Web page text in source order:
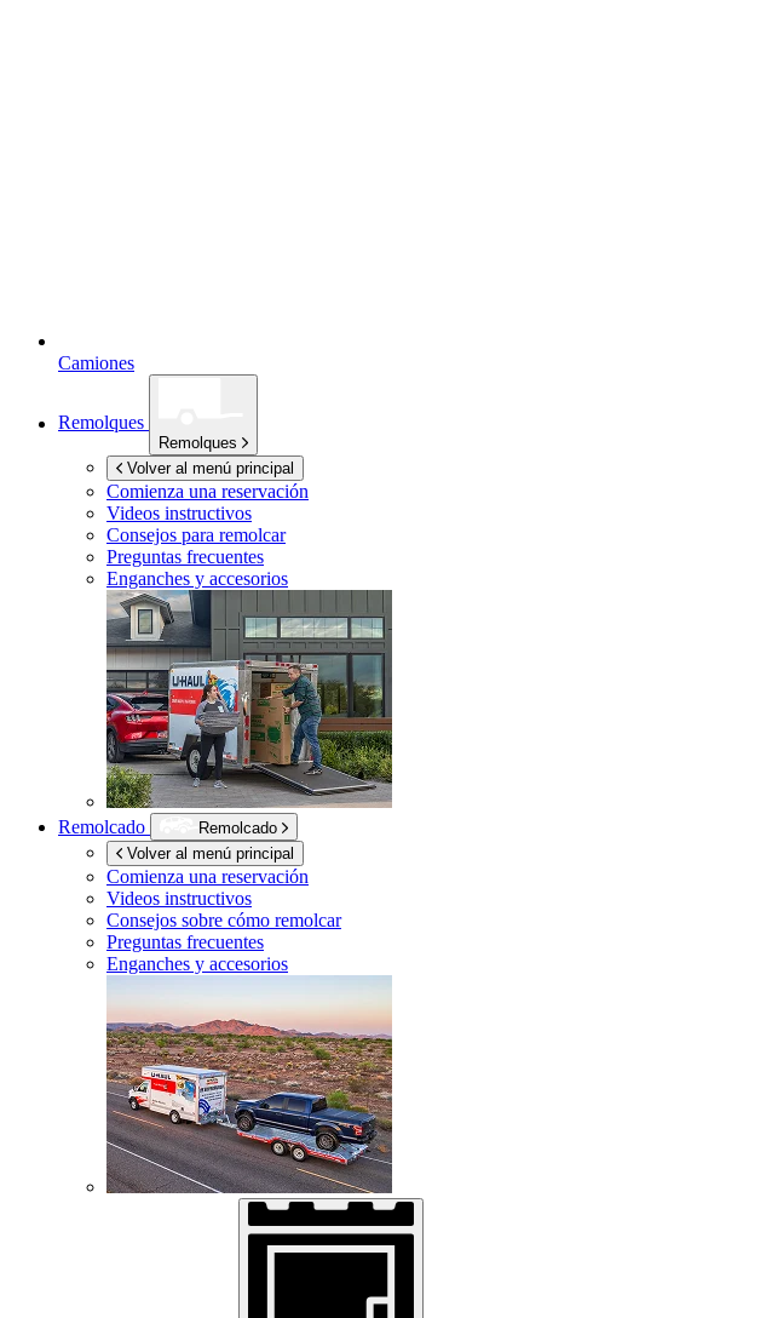
Camiones
Remolques
Remolques
Volver al menú principal
Comienza una reservación
Videos instructivos
Consejos para remolcar
Preguntas frecuentes
Enganches y accesorios
Remolcado
Remolcado
Volver al menú principal
Comienza una reservación
Videos instructivos
Consejos sobre cómo remolcar
Preguntas frecuentes
Enganches y accesorios